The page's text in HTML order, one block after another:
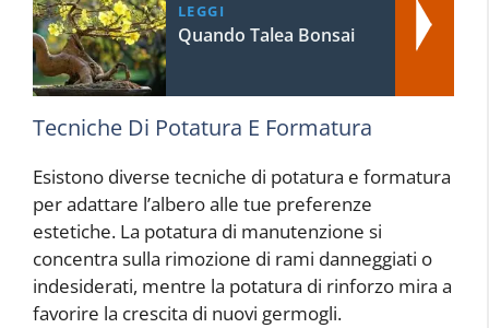
LEGGI
Quando Talea Bonsai
Tecniche Di Potatura E Formatura
Esistono diverse tecniche di potatura e formatura
per adattare l’albero alle tue preferenze
estetiche. La potatura di manutenzione si
concentra sulla rimozione di rami danneggiati o
indesiderati, mentre la potatura di rinforzo mira a
favorire la crescita di nuovi germogli.